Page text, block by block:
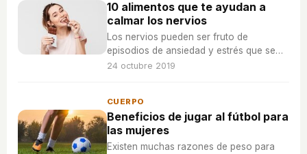
10 alimentos que te ayudan a
calmar los nervios
Los nervios pueden ser fruto de
episodios de ansiedad y estrés que se
pueden combatir con técnicas de
la avena o el chocolate.
24 octubre 2019
CUERPO
Beneficios de jugar al fútbol para
las mujeres
Existen muchas razones de peso para